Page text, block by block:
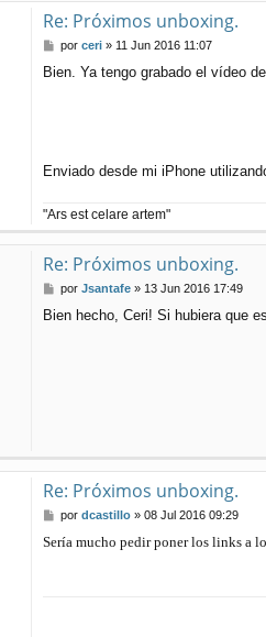
Re: Próximos unboxing.
M
n
por ceri» 11 Jun 2016 11:07
Bien. Ya tengo grabado el vídeo
Enviado desde mi iPhone
"Ars est celare artem"
Re: Próximos unboxing.
M
n
por Jsantafe» 13 Jun 2016 17:49
Bien hecho, Ceri! Si hubiera que
Re: Próximos unboxing.
M
n
por dcastillo» 08 Jul 2016 09:29
Sería mucho pedir poner los links a